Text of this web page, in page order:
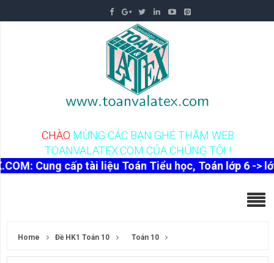
CHÀO MỪNG CÁC BẠN GHÉ THĂM WEB
TOANVAL ATEX.COM CỦA CHÚNG TÔI !
Cung cấp tài liệu Toán Tiểu học, Toán lớp 6 -> lớp
Home Đề HK1 Toán 10 Toán 10